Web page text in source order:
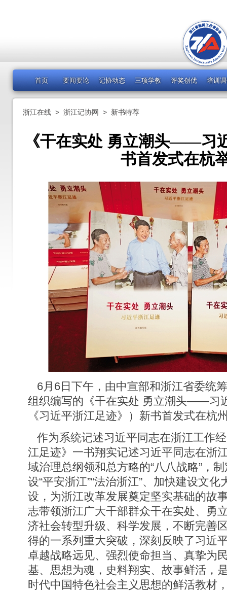
首页 要闻要论 记协动态 三项学教 评奖创优 培训
浙江在线 > 浙江记协网 > 新书特荐
《干在实处 勇立潮头——习
书首发式在杭
6月6日下午，由中宣部和浙江省委统
组织编写的《干在实处 勇立潮头——习
《习近平浙江足迹》）新书首发式在杭
作为系统记述习近平同志在浙江工作
江足迹》一书翔实记述习近平同志在浙
域治理总纲领和总方略的“八八战略”，
设“平安浙江”“法治浙江”、加快建设文
设，为浙江改革发展奠定坚实基础的故
志带领浙江广大干部群众干在实处、勇
济社会转型升级、科学发展，不断完善
得的一系列重大突破，深刻反映了习近
卓越战略远见、强烈使命担当、真挚为
基、思想为魂，史料翔实、故事鲜活，
时代中国特色社会主义思想的鲜活教材